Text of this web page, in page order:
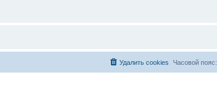
Часовой пояс:
Удалить cookies